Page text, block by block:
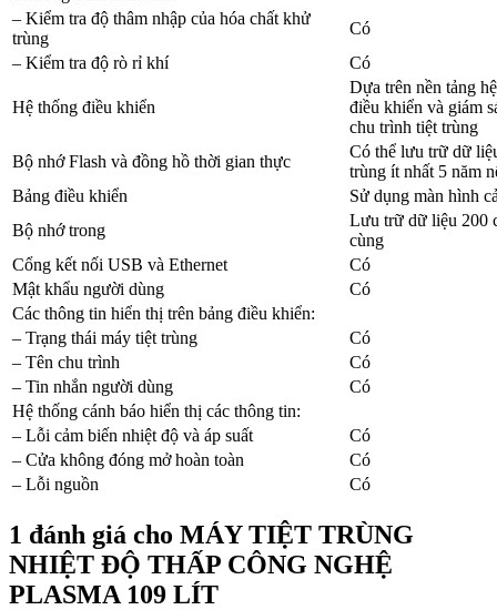
– Kiểm tra độ thâm nhập của hóa chất khử
trùng
Có
– Kiểm tra độ rò rỉ khí
Có
Hệ thống điều khiển
Dựa trên nền tảng
điều khiển và giám
chu trình tiệt trùng
Bộ nhớ Flash và đồng hồ thời gian thực
Có thể lưu trữ dữ
trùng ít nhất 5 năm
Bảng điều khiển
Sử dụng màn hình
Bộ nhớ trong
Lưu trữ dữ liệu 200
cùng
Cổng kết nối USB và Ethernet
Có
Mật khẩu người dùng
Có
Các thông tin hiển thị trên bảng điều khiển:
– Trạng thái máy tiệt trùng
Có
– Tên chu trình
Có
– Tin nhắn người dùng
Có
Hệ thống cánh báo hiển thị các thông tin:
– Lỗi cảm biến nhiệt độ và áp suất
Có
– Cửa không đóng mở hoàn toàn
Có
– Lỗi nguồn
Có
1 đánh giá cho MÁY TIỆT TRÙNG
NHIỆT ĐỘ THẤP CÔNG NGHỆ
PLASMA 109 LÍT